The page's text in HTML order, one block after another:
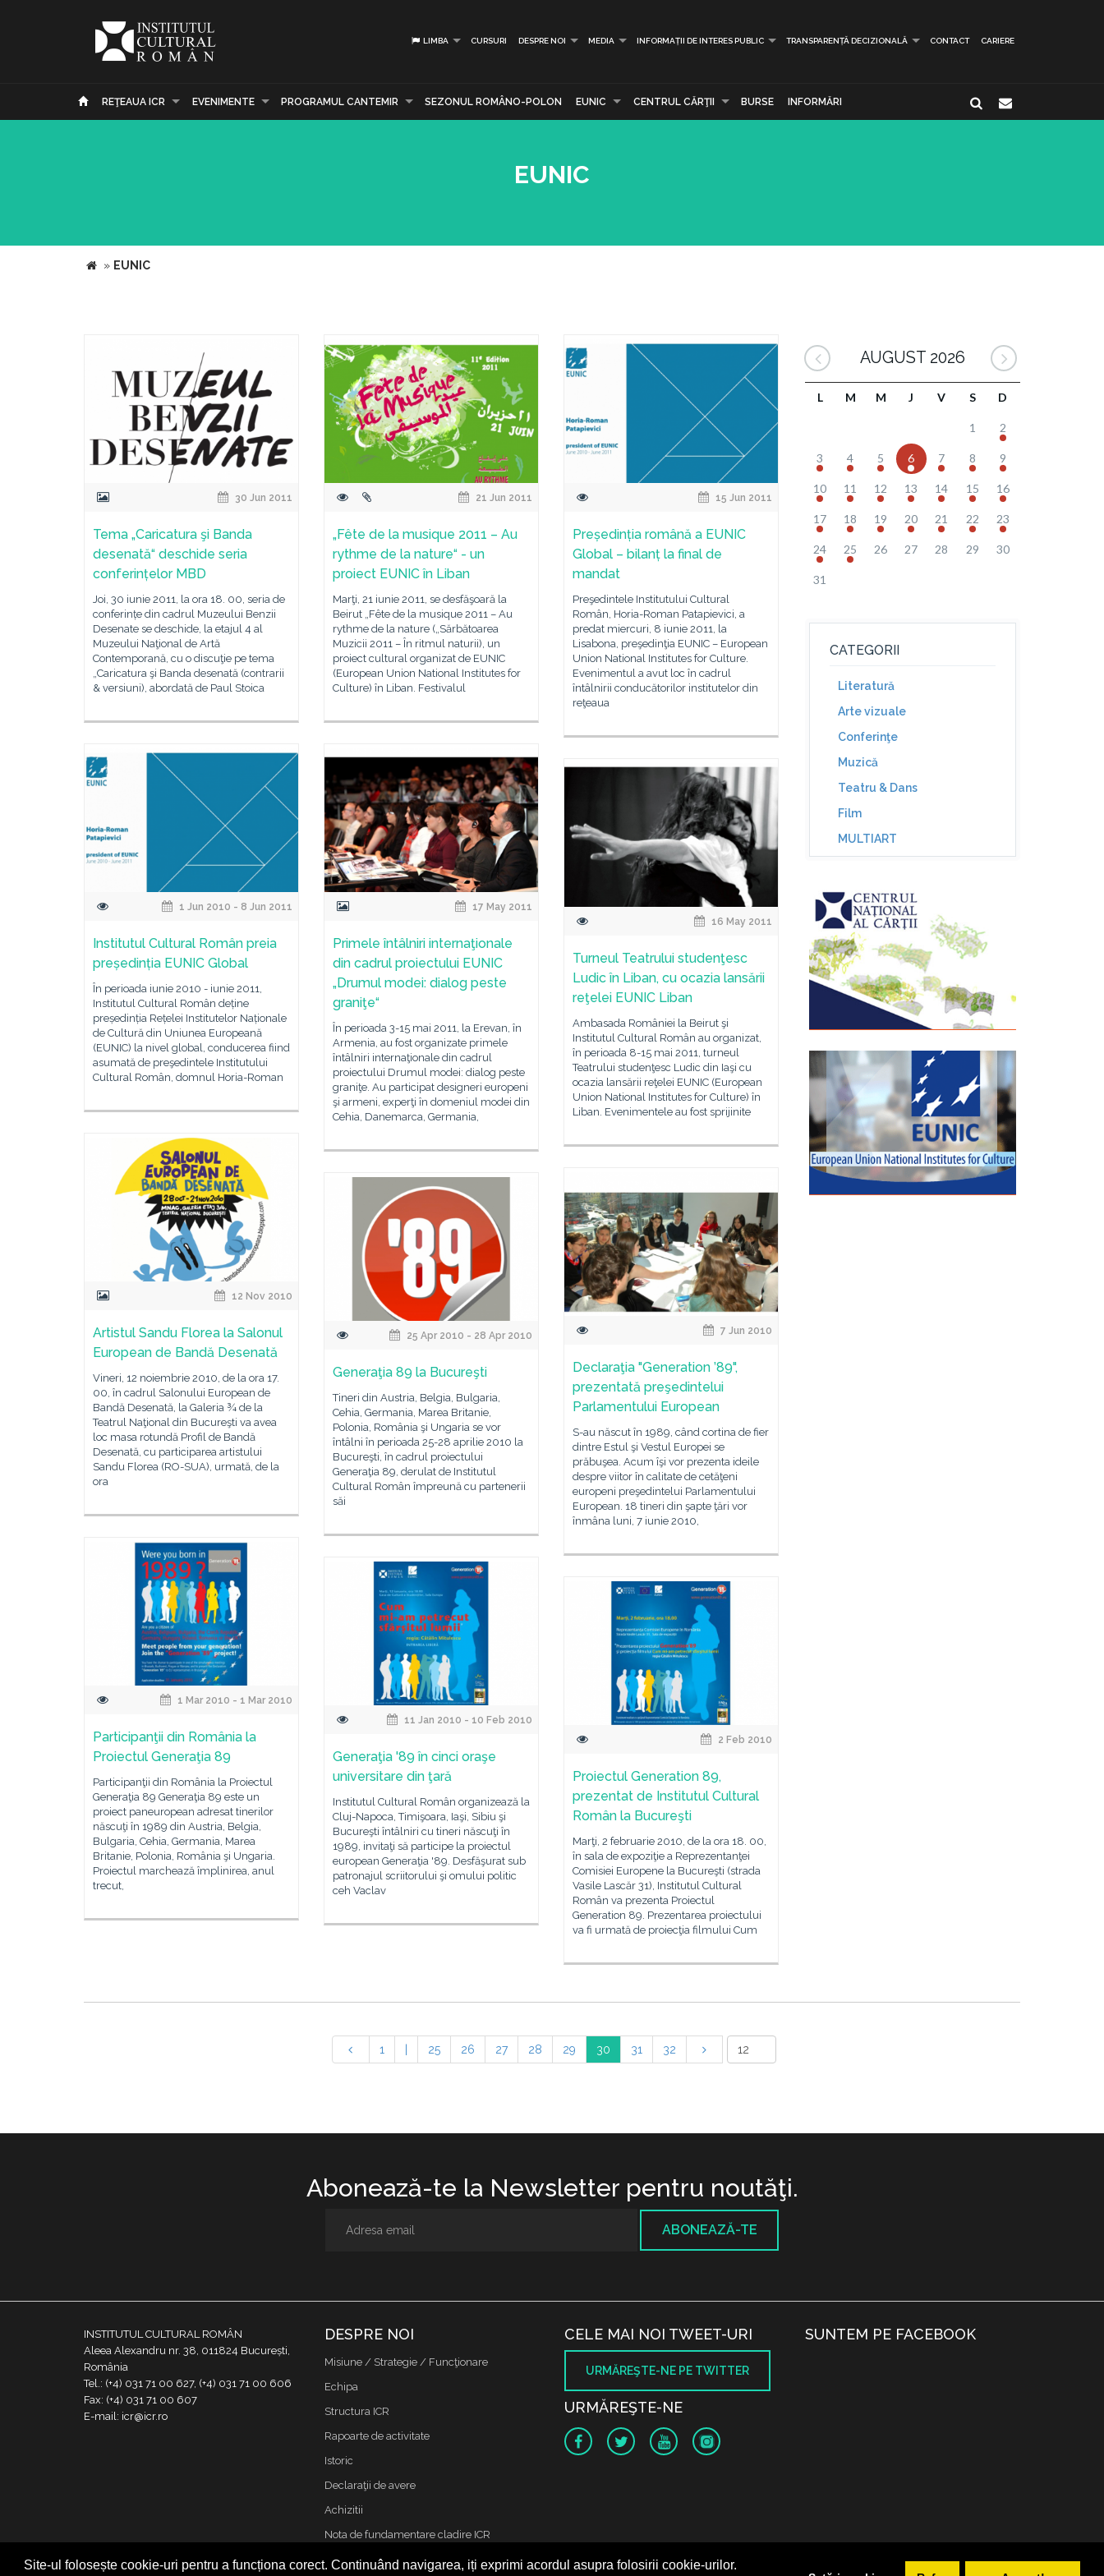
Site-ul folosește cookie-uri pentru a funcționa corect. Continuând navigarea, iți exprimi acordul asupra folosirii cookie-urilor.
LIMBA CURSURI DESPRE NOI MEDIA INFORMAȚII DE INTERES PUBLIC TRANSPARENȚĂ DECIZIONALĂ CONTACT CARIERE
REŢEAUA ICR EVENIMENTE PROGRAMUL CANTEMIR SEZONUL ROMÂNO-POLON EUNIC CENTRUL CĂRŢII BURSE INFORMĂRI
EUNIC
» EUNIC
30 Jun 2011
Tema „Caricatura şi Banda
desenată“ deschide seria
conferințelor MBD
Joi, 30 iunie 2011, la ora 18. 00, seria de
conferințe din cadrul Muzeului Benzii
Desenate se deschide, la etajul 4 al
Muzeului Naţional de Artă
Contemporană, cu o discuţie pe tema
„Caricatura şi Banda desenată (contrarii
& versiuni), abordată de Paul Stoica
21 Jun 2011
„Fête de la musique 2011 – Au
rythme de la nature“ - un
proiect EUNIC în Liban
Marţi, 21 iunie 2011, se desfăşoară la
Beirut „Fête de la musique 2011 – Au
rythme de la nature („Sărbătoarea
Muzicii 2011 – În ritmul naturii), un
proiect cultural organizat de EUNIC
(European Union National Institutes for
Culture) în Liban. Festivalul
15 Jun 2011
Președinția română a EUNIC
Global – bilanț la final de
mandat
Preşedintele Institutului Cultural
Român, Horia-Roman Patapievici, a
predat miercuri, 8 iunie 2011, la
Lisabona, preşedinţia EUNIC – European
Union National Institutes for Culture.
Evenimentul a avut loc în cadrul
întâlnirii conducătorilor institutelor din
reţeaua
1 Jun 2010 - 8 Jun 2011
Institutul Cultural Român preia
președinția EUNIC Global
În perioada iunie 2010 - iunie 2011,
Institutul Cultural Român deține
președinția Rețelei Institutelor Naționale
de Cultură din Uniunea Europeană
(EUNIC) la nivel global, conducerea fiind
asumată de preşedintele Institutului
Cultural Român, domnul Horia-Roman
17 May 2011
Primele întâlniri internaţionale
din cadrul proiectului EUNIC
„Drumul modei: dialog peste
graniţe“
În perioada 3-15 mai 2011, la Erevan, în
Armenia, au fost organizate primele
întâlniri internaţionale din cadrul
proiectului Drumul modei: dialog peste
graniţe. Au participat designeri europeni
şi armeni, experţi în domeniul modei din
Cehia, Danemarca, Germania,
16 May 2011
Turneul Teatrului studenţesc
Ludic în Liban, cu ocazia lansării
reţelei EUNIC Liban
Ambasada României la Beirut şi
Institutul Cultural Român au organizat,
în perioada 8-15 mai 2011, turneul
Teatrului studenţesc Ludic din Iaşi cu
ocazia lansării reţelei EUNIC (European
Union National Institutes for Culture) în
Liban. Evenimentele au fost sprijinite
12 Nov 2010
Artistul Sandu Florea la Salonul
European de Bandă Desenată
Vineri, 12 noiembrie 2010, de la ora 17.
00, în cadrul Salonului European de
Bandă Desenată, la Galeria ¾ de la
Teatrul Naţional din Bucureşti va avea
loc masa rotundă Profil de Bandă
Desenată, cu participarea artistului
Sandu Florea (RO-SUA), urmată, de la
ora
7 Jun 2010
Declaraţia "Generation ’89",
prezentată preşedintelui
Parlamentului European
S-au născut în 1989, când cortina de fier
dintre Estul şi Vestul Europei se
prăbuşea. Acum îşi vor prezenta ideile
despre viitor în calitate de cetăţeni
europeni preşedintelui Parlamentului
European. 18 tineri din şapte ţări vor
înmâna luni, 7 iunie 2010,
25 Apr 2010 - 28 Apr 2010
Generaţia 89 la Bucureşti
Tineri din Austria, Belgia, Bulgaria,
Cehia, Germania, Marea Britanie,
Polonia, România şi Ungaria se vor
întâlni în perioada 25-28 aprilie 2010 la
Bucureşti, în cadrul proiectului
Generaţia 89, derulat de Institutul
Cultural Român împreună cu partenerii
săi
1 Mar 2010 - 1 Mar 2010
Participanţii din România la
Proiectul Generaţia 89
Participanţii din România la Proiectul
Generaţia 89 Generaţia 89 este un
proiect paneuropean adresat tinerilor
născuţi în 1989 din Austria, Belgia,
Bulgaria, Cehia, Germania, Marea
Britanie, Polonia, România şi Ungaria.
Proiectul marchează împlinirea, anul
trecut,
11 Jan 2010 - 10 Feb 2010
Generaţia '89 în cinci oraşe
universitare din ţară
Institutul Cultural Român organizează la
Cluj-Napoca, Timişoara, Iaşi, Sibiu şi
Bucureşti întâlniri cu tineri născuţi în
1989, invitaţi să participe la proiectul
european Generaţia '89. Desfăşurat sub
patronajul scriitorului şi omului politic
ceh Vaclav
2 Feb 2010
Proiectul Generation 89,
prezentat de Institutul Cultural
Român la Bucureşti
Marţi, 2 februarie 2010, de la ora 18. 00,
în sala de expoziţie a Reprezentanţei
Comisiei Europene la Bucureşti (strada
Vasile Lascăr 31), Institutul Cultural
Român va prezenta Proiectul
Generation 89. Prezentarea proiectului
va fi urmată de proiecţia filmului Cum
AUGUST 2026
L M M J V S D
1 2
3 4 5 6 7 8 9
10 11 12 13 14 15 16
17 18 19 20 21 22 23
24 25 26 27 28 29 30
31
CATEGORII
Literatură
Arte vizuale
Conferinţe
Muzică
Teatru & Dans
Film
MULTIART
1 25 26 27 28 29 30 31 32
Abonează-te la Newsletter pentru noutăţi.
ABONEAZĂ-TE
INSTITUTUL CULTURAL ROMÂN
Aleea Alexandru nr. 38, 011824 București,
România
Tel.: (+4) 031 71 00 627, (+4) 031 71 00 606
Fax: (+4) 031 71 00 607
E-mail: icr@icr.ro
DESPRE NOI
Misiune / Strategie / Funcţionare
Echipa
Structura ICR
Rapoarte de activitate
Istoric
Declaraţii de avere
Achizitii
Nota de fundamentare cladire ICR
Contact
CELE MAI NOI TWEET-URI
URMĂREŞTE-NE PE TWITTER
URMĂREŞTE-NE
SUNTEM PE FACEBOOK